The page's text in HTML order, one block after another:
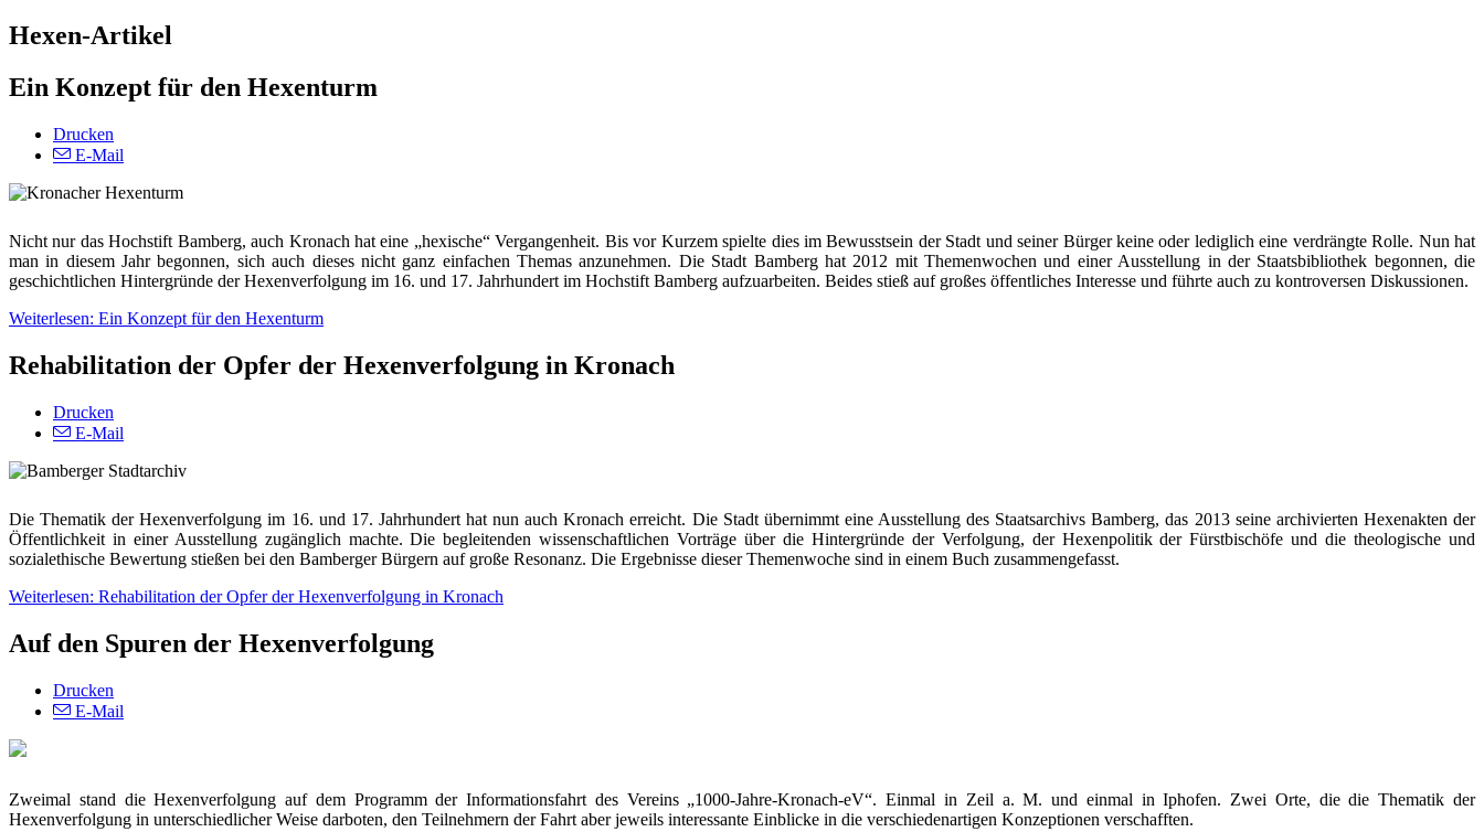
Hexen-Artikel
Ein Konzept für den Hexenturm
Drucken
E-Mail
Nicht nur das Hochstift Bamberg, auch Kronach hat eine „hexische“ Vergangenheit. Bis vor Kurzem spielte dies im Bewusstsein der Stadt und seiner Bürger keine oder lediglich eine verdrängte Rolle. Nun hat
man in diesem Jahr begonnen, sich auch dieses nicht ganz einfachen Themas anzunehmen. Die Stadt Bamberg hat 2012 mit Themenwochen und einer Ausstellung in der Staatsbibliothek begonnen, die
geschichtlichen Hintergründe der Hexenverfolgung im 16. und 17. Jahrhundert im Hochstift Bamberg aufzuarbeiten. Beides stieß auf großes öffentliches Interesse und führte auch zu kontroversen Diskussionen.
Weiterlesen: Ein Konzept für den Hexenturm
Rehabilitation der Opfer der Hexenverfolgung in Kronach
Drucken
E-Mail
Die Thematik der Hexenverfolgung im 16. und 17. Jahrhundert hat nun auch Kronach erreicht. Die Stadt übernimmt eine Ausstellung des Staatsarchivs Bamberg, das 2013 seine archivierten Hexenakten der
Öffentlichkeit in einer Ausstellung zugänglich machte. Die begleitenden wissenschaftlichen Vorträge über die Hintergründe der Verfolgung, der Hexenpolitik der Fürstbischöfe und die theologische und
sozialethische Bewertung stießen bei den Bamberger Bürgern auf große Resonanz. Die Ergebnisse dieser Themenwoche sind in einem Buch zusammengefasst.
Weiterlesen: Rehabilitation der Opfer der Hexenverfolgung in Kronach
Auf den Spuren der Hexenverfolgung
Drucken
E-Mail
Zweimal stand die Hexenverfolgung auf dem Programm der Informationsfahrt des Vereins „1000-Jahre-Kronach-eV“. Einmal in Zeil a. M. und einmal in Iphofen. Zwei Orte, die die Thematik der
Hexenverfolgung in unterschiedlicher Weise darboten, den Teilnehmern der Fahrt aber jeweils interessante Einblicke in die verschiedenartigen Konzeptionen verschafften.